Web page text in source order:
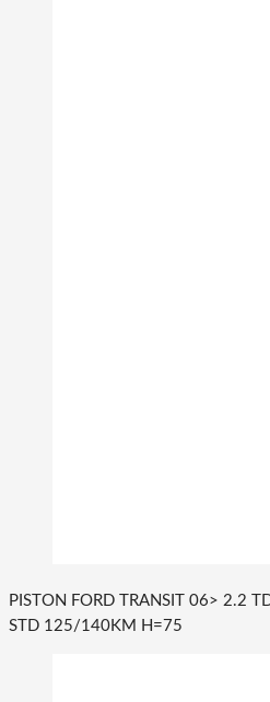
PISTON FORD TRANSIT 06> 2.2
STD 125/140KM H=75